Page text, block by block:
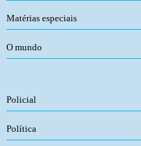
Matérias especiais
O mundo
Policial
Política